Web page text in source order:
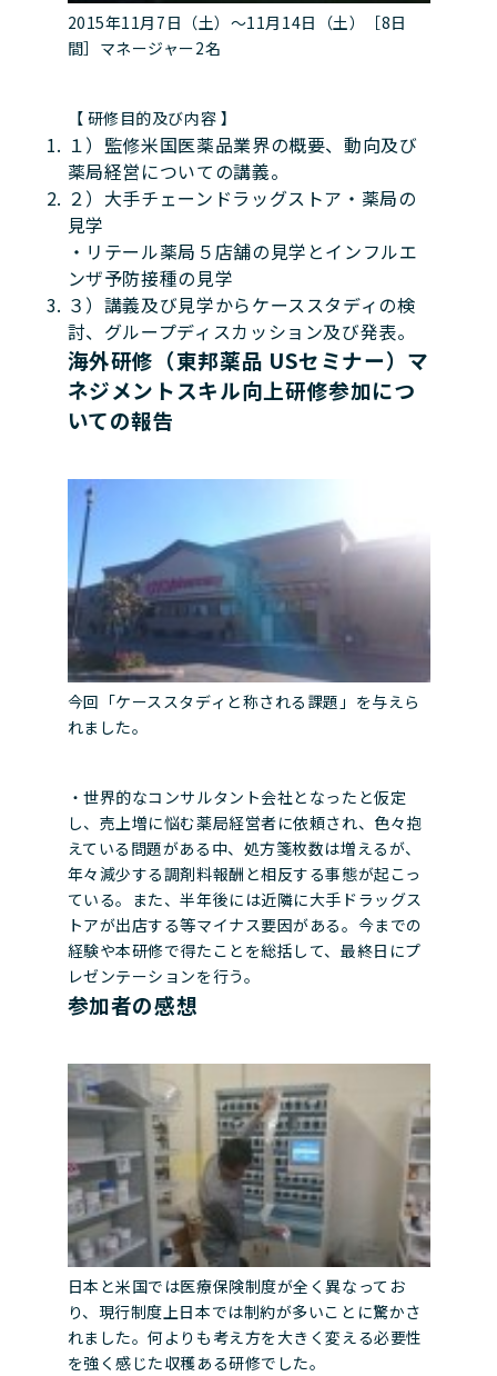
2015年11月7日（土）～11月14日（土）［8日
間］マネージャー2名
【 研修目的及び内容 】
１）監修米国医薬品業界の概要、動向及び
薬局経営についての講義。
２）大手チェーンドラッグストア・薬局の
見学
・リテール薬局５店舗の見学とインフルエ
ンザ予防接種の見学
３）講義及び見学からケーススタディの検
討、グループディスカッション及び発表。
海外研修（東邦薬品 USセミナー）マ
ネジメントスキル向上研修参加につ
いての報告
今回「ケーススタディと称される課題」を与えら
れました。
・世界的なコンサルタント会社となったと仮定
し、売上増に悩む薬局経営者に依頼され、色々抱
えている問題がある中、処方箋枚数は増えるが、
年々減少する調剤料報酬と相反する事態が起こっ
ている。また、半年後には近隣に大手ドラッグス
トアが出店する等マイナス要因がある。今までの
経験や本研修で得たことを総括して、最終日にプ
レゼンテーションを行う。
参加者の感想
日本と米国では医療保険制度が全く異なってお
り、現行制度上日本では制約が多いことに驚かさ
れました。何よりも考え方を大きく変える必要性
を強く感じた収穫ある研修でした。